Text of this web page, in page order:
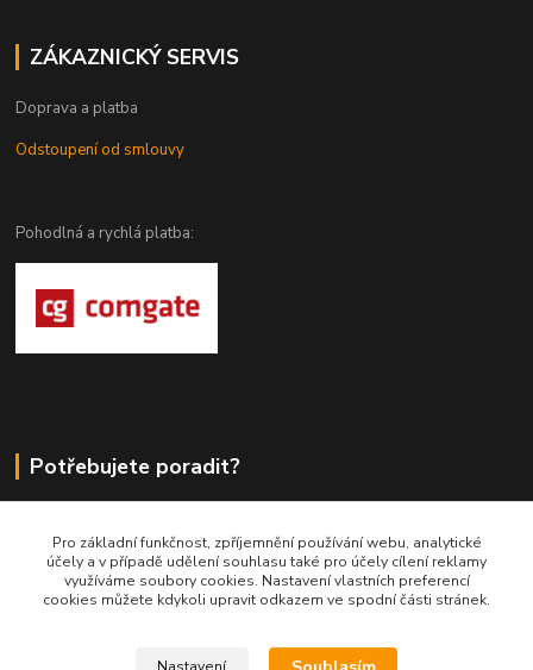
ZÁKAZNICKÝ SERVIS
Doprava a platba
Odstoupení od smlouvy
Pohodlná a rychlá platba:
Potřebujete poradit?
+420 731 722 844
Pro základní funkčnost, zpříjemnění používání webu, analytické
účely a v případě udělení souhlasu také pro účely cílení reklamy
využíváme soubory cookies. Nastavení vlastních preferencí
cookies můžete kdykoli upravit odkazem ve spodní části stránek.